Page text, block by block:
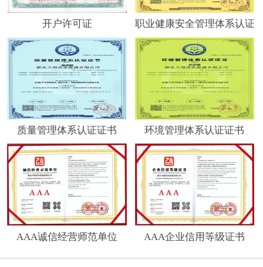
开户许可证 职业健康安全管理体系认证
质量管理体系认证证书 环境管理体系认证证书
AAA诚信经营师范单位 AAA企业信用等级证书